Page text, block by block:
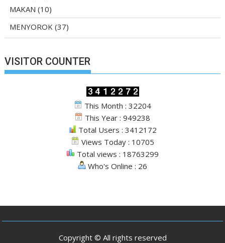
MAKAN (10)
MENYOROK (37)
VISITOR COUNTER
This Month : 32204
This Year : 949238
Total Users : 3412172
Views Today : 10705
Total views : 18763299
Who's Online : 26
Copyright © All rights reserved